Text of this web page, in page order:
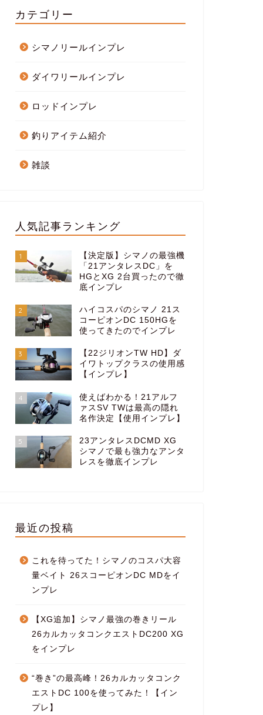
カテゴリー
シマノリールインプレ
ダイワリールインプレ
ロッドインプレ
釣りアイテム紹介
雑談
人気記事ランキング
1
【決定版】シマノの最強機
「21アンタレスDC」を
HGとXG 2台買ったので徹
底インプレ
2
ハイコスパのシマノ 21ス
コーピオンDC 150HGを
使ってきたのでインプレ
3
【22ジリオンTW HD】ダ
イワトップクラスの使用感
【インプレ】
4
使えばわかる！21アルフ
ァスSV TWは最高の隠れ
名作決定【使用インプレ】
5
23アンタレスDCMD XG
シマノで最も強力なアンタ
レスを徹底インプレ
最近の投稿
これを待ってた！シマノのコスパ大容
量ベイト 26スコーピオンDC MDをイ
ンプレ
【XG追加】シマノ最強の巻きリール
26カルカッタコンクエストDC200 XG
をインプレ
“巻き”の最高峰！26カルカッタコンク
エストDC 100を使ってみた！【イン
プレ】